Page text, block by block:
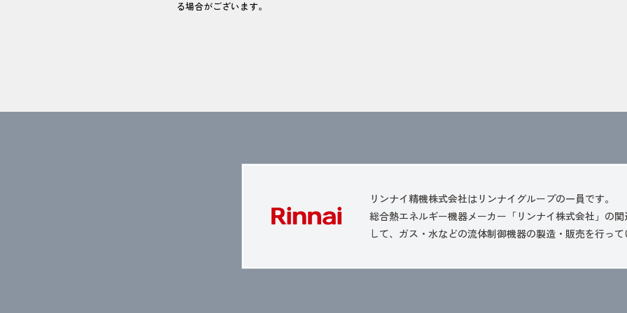
る場合がございます。
リンナイ精機株式会社はリンナイグループの一員です。
総合熱エネルギー機器メーカー「リンナイ株式会社」の関
して、ガス・水などの流体制御機器の製造・販売を行って